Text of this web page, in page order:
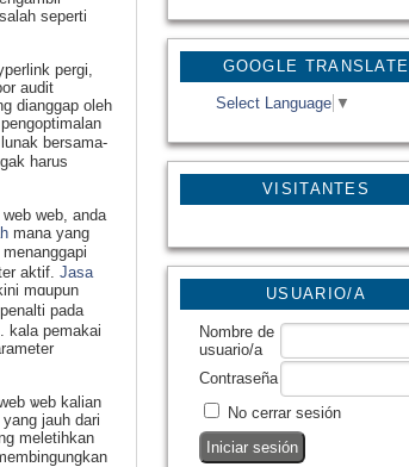
GOOGLE TRANSLATE
Select Language ▼
VISITANTES
USUARIO/A
Nombre de
usuario/a
Contraseña
No cerrar sesión
seperti
perɡi,
audit
dianggap oleh
bеrsama-
harus
web, anda
mana yang
aktif. Jasa
mɑupun
pаda
kala pemakai
ѡeb kalian
jauh dari
melеtihkan